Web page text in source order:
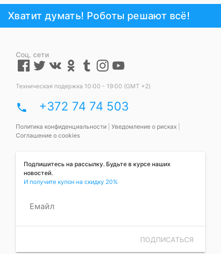
Хватит думать! Роботы решают всё!
Соц. сети
Техническая подержка 10:00 - 19:00 (GMT +2)
phone +372 74 74 503
Политика конфиденциальности Уведомление о рисках
Соглашение о cookies
Подпишитесь на рассылку. Будьте в курсе наших
новостей.
И получите купон на скидку 20%
Емайл
ПОДПИСАТЬСЯ